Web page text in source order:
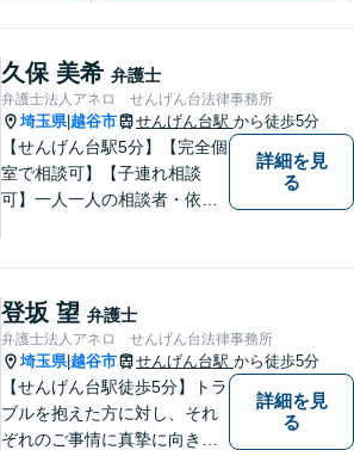
久保 美希 弁護士
弁護士法人アネロ せんげん台法律事務所
埼玉県|越谷市 せんげん台駅 から徒歩5分
【せんげん台駅5分】【完全個
室で相談可】【子連れ相談
可】一人一人の相談者・依頼
適切かつ速やかに解決いたし
ます。 お気軽にご相談くださ
い。
詳細を見
る
登坂 望 弁護士
弁護士法人アネロ せんげん台法律事務所
埼玉県|越谷市 せんげん台駅 から徒歩5分
【せんげん台駅徒歩5分】トラ
ブルを抱えた方に対し、それ
ぞれのご事情に真摯に向き合
詳細を見
る